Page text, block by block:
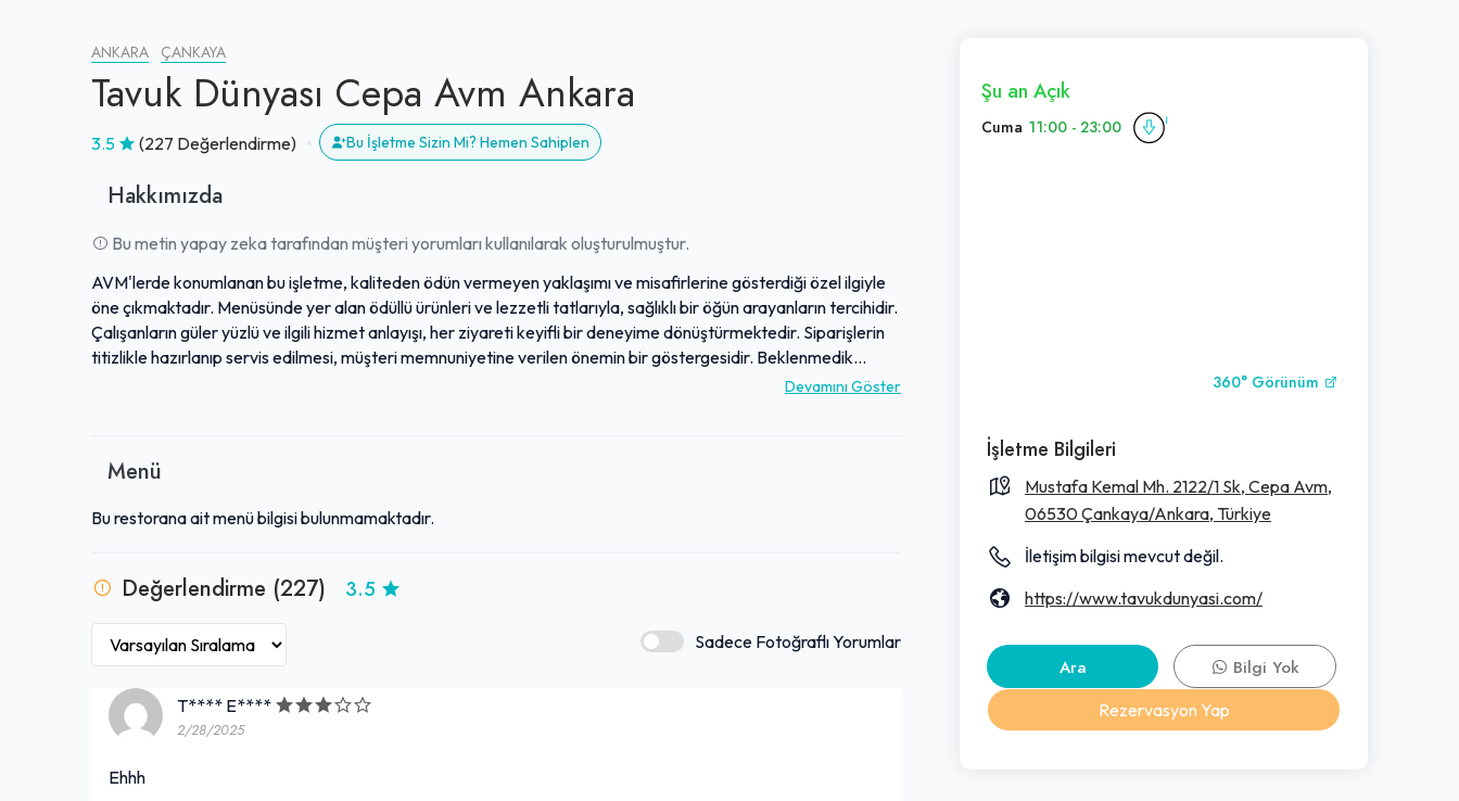
ANKARA ÇANKAYA
Tavuk Dünyası Cepa Avm Ankara
3.5 (227 Değerlendirme) Bu İşletme Sizin Mi? Hemen Sahiplen
Hakkımızda
Bu metin yapay zeka tarafından müşteri yorumları kullanılarak oluşturulmuştur.
AVM'lerde konumlanan bu işletme, kaliteden ödün vermeyen yaklaşımı ve misafirlerine gösterdiği özel ilgiyle
öne çıkmaktadır. Menüsünde yer alan ödüllü ürünleri ve lezzetli tatlarıyla, sağlıklı bir öğün arayanların tercihidir.
Çalışanların güler yüzlü ve ilgili hizmet anlayışı, her ziyareti keyifli bir deneyime dönüştürmektedir. Siparişlerin
titizlikle hazırlanıp servis edilmesi, müşteri memnuniyetine verilen önemin bir göstergesidir. Beklenmedik
durumlarda dahi sunulan düşünceli ikramlar, işletmenin misafirperverliğini ve hizmet kalitesini pekiştirir. Genel
Devamını Göster
Menü
Bu restorana ait menü bilgisi bulunmamaktadır.
Değerlendirme (227) 3.5
Sadece Fotoğraflı Yorumlar
T**** E****
2/28/2025
Ehhh
Şu an Açık
Cuma 11:00 - 23:00
360° Görünüm
İşletme Bilgileri
Mustafa Kemal Mh. 2122/1 Sk, Cepa Avm,
06530 Çankaya/Ankara, Türkiye
İletişim bilgisi mevcut değil.
https://www.tavukdunyasi.com/
Ara
Bilgi Yok
Rezervasyon Yap